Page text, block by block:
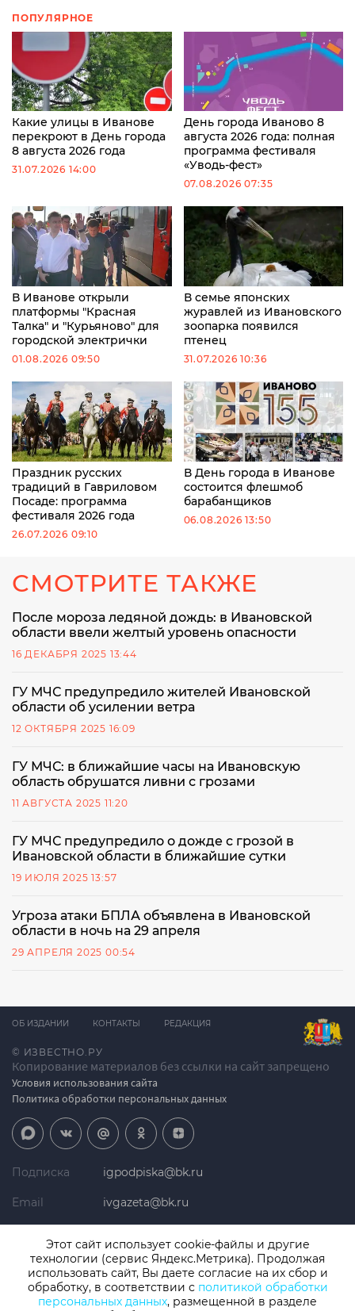
ПОПУЛЯРНОЕ
Какие улицы в Иванове
перекроют в День города
8 августа 2026 года
31.07.2026 14:00
День города Иваново 8
августа 2026 года: полная
программа фестиваля
«Уводь-фест»
07.08.2026 07:35
В Иванове открыли
платформы "Красная
Талка" и "Курьяново" для
городской электрички
01.08.2026 09:50
В семье японских
журавлей из Ивановского
зоопарка появился
птенец
31.07.2026 10:36
Праздник русских
традиций в Гавриловом
Посаде: программа
фестиваля 2026 года
26.07.2026 09:10
В День города в Иванове
состоится флешмоб
барабанщиков
06.08.2026 13:50
СМОТРИТЕ ТАКЖЕ
После мороза ледяной дождь: в Ивановской
области ввели желтый уровень опасности
16 ДЕКАБРЯ 2025 13:44
ГУ МЧС предупредило жителей Ивановской
области об усилении ветра
12 ОКТЯБРЯ 2025 16:09
ГУ МЧС: в ближайшие часы на Ивановскую
область обрушатся ливни с грозами
11 АВГУСТА 2025 11:20
ГУ МЧС предупредило о дожде с грозой в
Ивановской области в ближайшие сутки
19 ИЮЛЯ 2025 13:57
Угроза атаки БПЛА объявлена в Ивановской
области в ночь на 29 апреля
29 АПРЕЛЯ 2025 00:54
© ИЗВЕСТНО.РУ
Копирование материалов без ссылки на сайт запрещено
Условия использования сайта
Политика обработки персональных данных
ОБ ИЗДАНИИ КОНТАКТЫ РЕДАКЦИЯ
Подписка igpodpiska@bk.ru
Email ivgazeta@bk.ru
Телефон +7 (4932) 41-94-81
Этот сайт использует cookie-файлы и другие
технологии (сервис Яндекс.Метрика). Продолжая
использовать сайт, Вы даете согласие на их сбор и
обработку, в соответствии с политикой обработки
персональных данных, размещенной в разделе